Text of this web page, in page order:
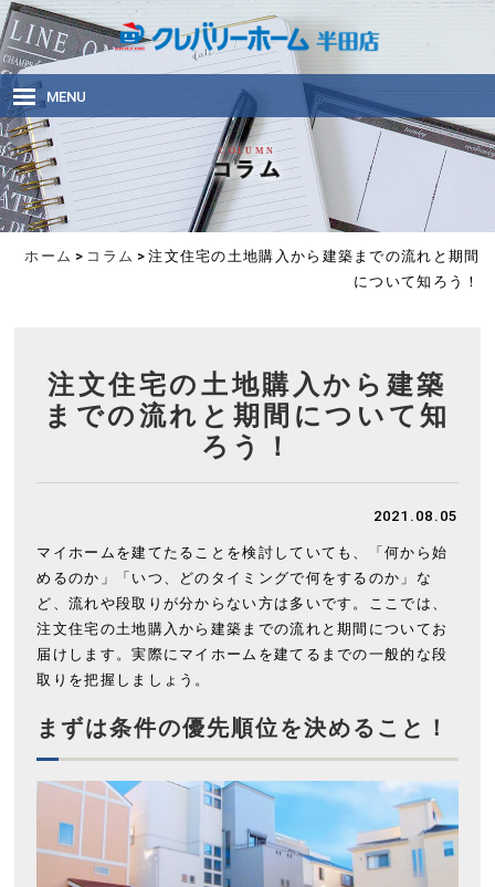
MENU
クレバリーホームの家づくり
CONCEPT
商品ラインナップ
LINEUP
施工事例
会社概要
COMPANY PROFILE
COLUMN
コラム
ホーム > コラム >注文住宅の土地購入から建築までの流れと期間
について知ろう！
注文住宅の土地購入から建築
までの流れと期間について知
ろう！
2021.08.05
マイホームを建てたることを検討していても、「何から始
めるのか」「いつ、どのタイミングで何をするのか」な
ど、流れや段取りが分からない方は多いです。ここでは、
注文住宅の土地購入から建築までの流れと期間についてお
届けします。実際にマイホームを建てるまでの一般的な段
取りを把握しましょう。
まずは条件の優先順位を決めること！